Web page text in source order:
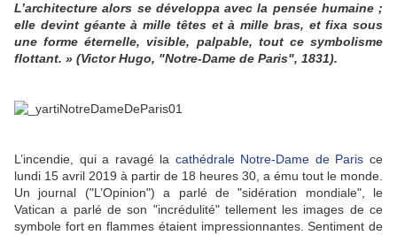
L’architecture alors se développa avec la pensée humaine ;
elle devint géante à mille têtes et à mille bras, et fixa sous
une forme éternelle, visible, palpable, tout ce symbolisme
flottant. » (Victor Hugo, "Notre-Dame de Paris", 1831).
L’incendie, qui a ravagé la cathédrale Notre-Dame de Paris ce
lundi 15 avril 2019 à partir de 18 heures 30, a ému tout le monde.
Un journal ("L’Opinion") a parlé de "sidération mondiale", le
Vatican a parlé de son "incrédulité" tellement les images de ce
symbole fort en flammes étaient impressionnantes. Sentiment de